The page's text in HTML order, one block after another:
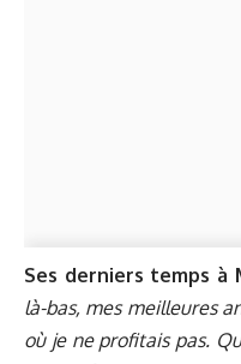
Ses derniers temps à
là-bas, mes meilleures
où je ne profitais pas.